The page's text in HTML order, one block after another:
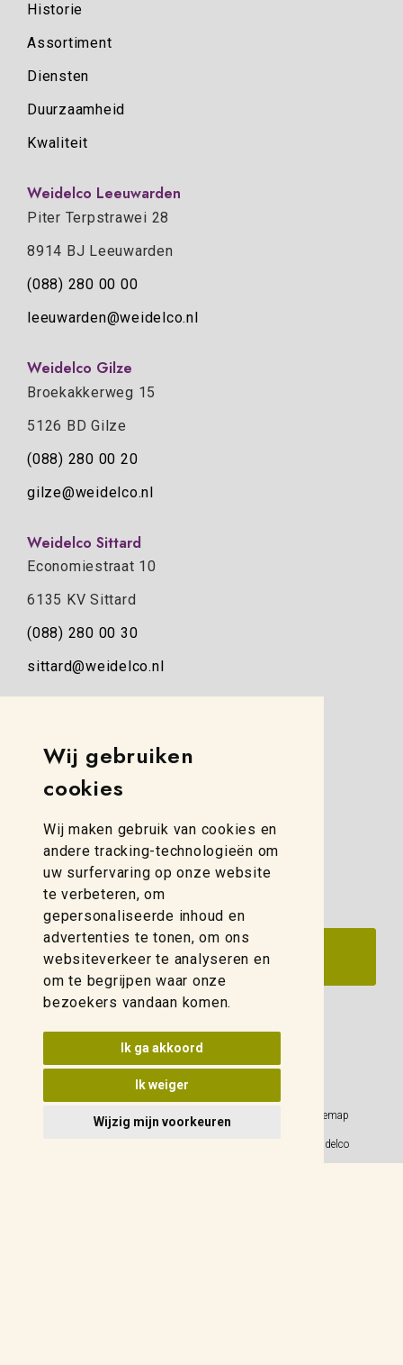
Wij gebruiken
cookies
Wij maken gebruik van cookies en
andere tracking-technologieën om
uw surfervaring op onze website
te verbeteren, om
gepersonaliseerde inhoud en
advertenties te tonen, om ons
websiteverkeer te analyseren en
om te begrijpen waar onze
bezoekers vandaan komen.
Ik ga akkoord
Ik weiger
Wijzig mijn voorkeuren
Historie
Assortiment
Diensten
Duurzaamheid
Kwaliteit
Weidelco Leeuwarden
Piter Terpstrawei 28
8914 BJ Leeuwarden
(088) 280 00 00
leeuwarden@weidelco.nl
Weidelco Gilze
Broekakkerweg 15
5126 BD Gilze
(088) 280 00 20
gilze@weidelco.nl
Weidelco Sittard
Economiestraat 10
6135 KV Sittard
(088) 280 00 30
sittard@weidelco.nl
zwolle@weidelco.nl
Update cookies voorkeuren
Privacy Policy Sitemap
© 2026 Weidelco